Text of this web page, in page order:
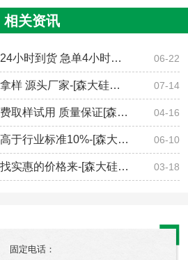
相关资讯
茂名硅藻土-广东地区24小时到货 急单4小时到货-[森大硅藻土] 06-22
湖北硅藻土厂家-免费拿样 源头厂家-[森大硅藻土] 07-14
多肉用硅藻土价格-免费取样试用 质量保证[森大硅藻土] 04-16
成都硅藻土厂家-白度高于行业标准10%-[森大硅藻土] 06-10
啤酒用硅藻土价格-要找实惠的价格来-[森大硅藻土] 03-18
固定电话：